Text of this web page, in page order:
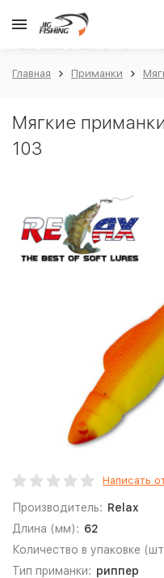
Главная Приманки
Мягкие
103
Написать
Производитель: Relax
Длина (мм): 62
Количество в упаковке
Тип приманки: риппер